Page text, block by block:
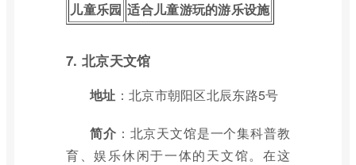
儿童乐园 适合儿童游玩的游乐设施
7. 北京天文馆
地址 ：北京市朝阳区北辰东路5号
简介 ：北京天文馆是一个集科普教
育、娱乐休闲于一体的天文馆。在这